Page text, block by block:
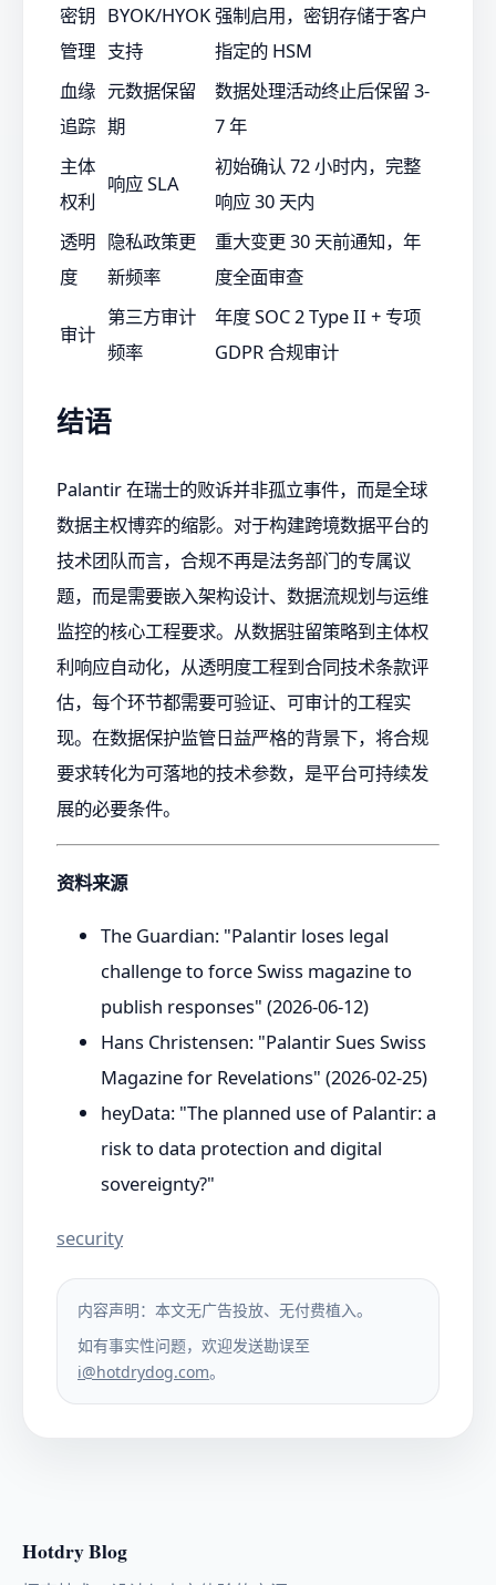
密钥
管理
BYOK/HYOK
支持
强制启用，密钥存储于客户
指定的 HSM
血缘
追踪
元数据保留
期
数据处理活动终止后保留 3-
7 年
主体
权利
响应 SLA
初始确认 72 小时内，完整
响应 30 天内
透明
度
隐私政策更
新频率
重大变更 30 天前通知，年
度全面审查
审计
第三方审计
频率
年度 SOC 2 Type II + 专项
GDPR 合规审计
结语
Palantir 在瑞士的败诉并非孤立事件，而是全球
数据主权博弈的缩影。对于构建跨境数据平台的
技术团队而言，合规不再是法务部门的专属议
题，而是需要嵌入架构设计、数据流规划与运维
监控的核心工程要求。从数据驻留策略到主体权
利响应自动化，从透明度工程到合同技术条款评
估，每个环节都需要可验证、可审计的工程实
现。在数据保护监管日益严格的背景下，将合规
要求转化为可落地的技术参数，是平台可持续发
展的必要条件。
资料来源
The Guardian: "Palantir loses legal
challenge to force Swiss magazine to
publish responses" (2026-06-12)
Hans Christensen: "Palantir Sues Swiss
Magazine for Revelations" (2026-02-25)
heyData: "The planned use of Palantir: a
risk to data protection and digital
sovereignty?"
security
内容声明：本文无广告投放、无付费植入。
如有事实性问题，欢迎发送勘误至
i@hotdrydog.com。
Hotdry Blog